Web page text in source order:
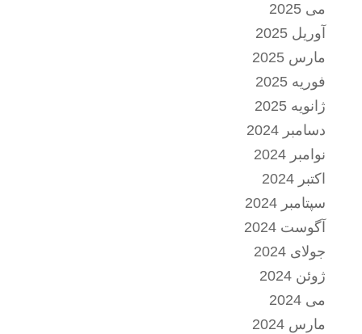
می 2025
آوریل 2025
مارس 2025
فوریه 2025
ژانویه 2025
دسامبر 2024
نوامبر 2024
اکتبر 2024
سپتامبر 2024
آگوست 2024
جولای 2024
ژوئن 2024
می 2024
مارس 2024